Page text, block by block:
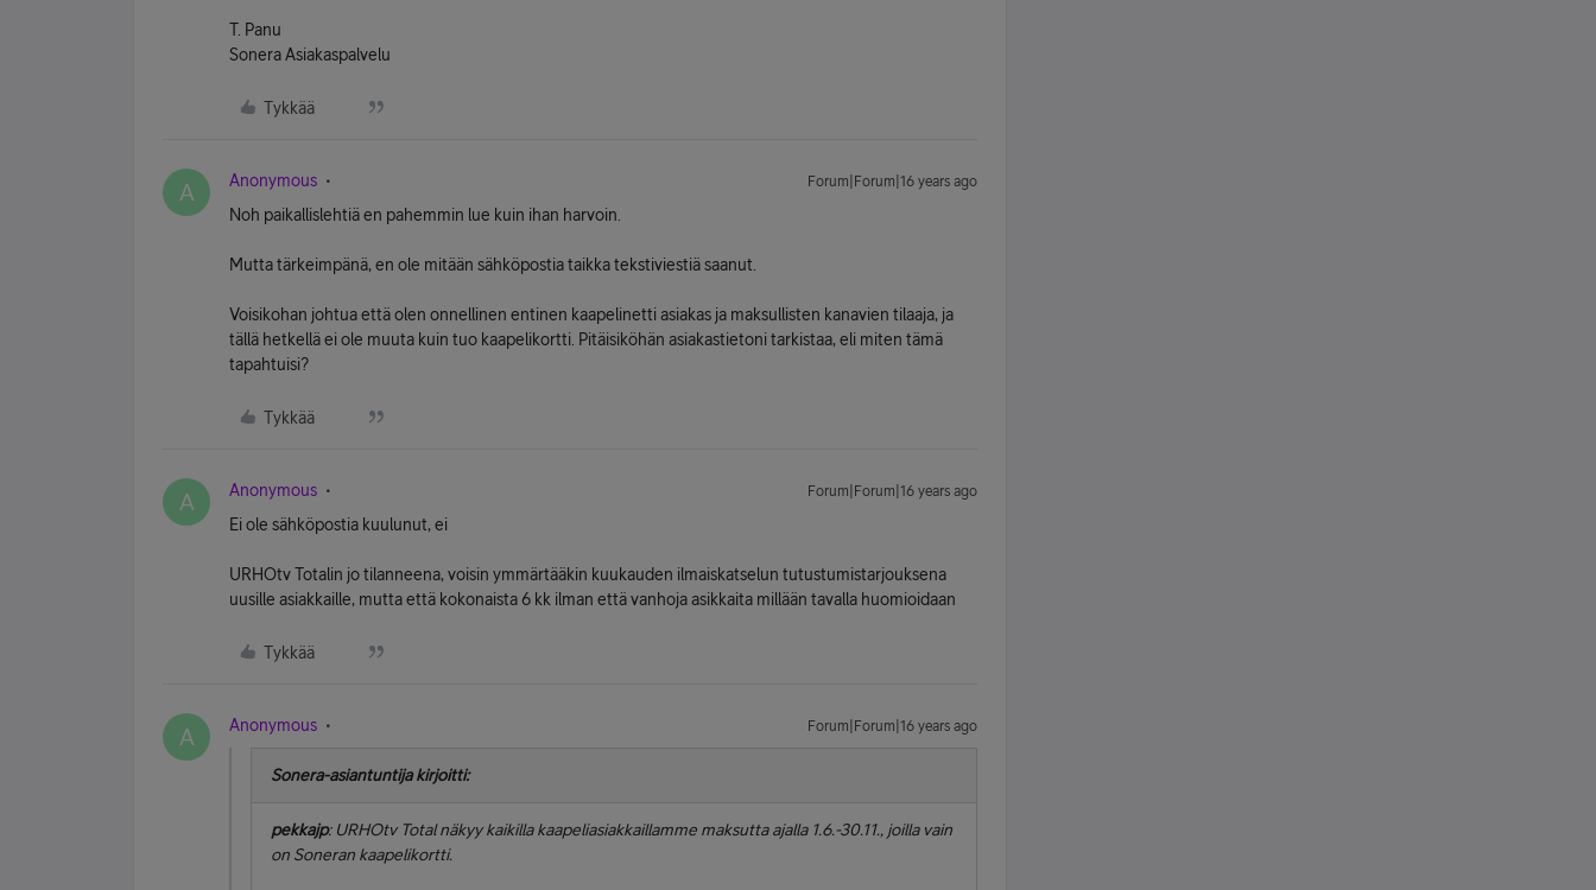
T. Panu
Sonera Asiakaspalvelu
Tykkää
A Anonymous Forum|Forum|16 years ago
Noh paikallislehtiä en pahemmin lue kuin ihan harvoin.
Mutta tärkeimpänä, en ole mitään sähköpostia taikka tekstiviestiä saanut.
Voisikohan johtua että olen onnellinen entinen kaapelinetti asiakas ja maksullisten kanavien tilaaja, ja
tällä hetkellä ei ole muuta kuin tuo kaapelikortti. Pitäisiköhän asiakastietoni tarkistaa, eli miten tämä
tapahtuisi?
Tykkää
A Anonymous Forum|Forum|16 years ago
Ei ole sähköpostia kuulunut, ei
URHOtv Totalin jo tilanneena, voisin ymmärtääkin kuukauden ilmaiskatselun tutustumistarjouksena
uusille asiakkaille, mutta että kokonaista 6 kk ilman että vanhoja asikkaita millään tavalla huomioidaan
Tykkää
A Anonymous Forum|Forum|16 years ago
Sonera-asiantuntija kirjoitti:
pekkajp: URHOtv Total näkyy kaikilla kaapeliasiakkaillamme maksutta ajalla 1.6.-30.11., joilla vain
on Soneran kaapelikortti.